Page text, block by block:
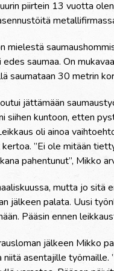
piirtein 13 vuotta
mielestä
saumaa. On
saumataan 30 metrin
jättämään
siihen kuntoon, etten
oli ainoa
”Ei ole mitään
pahentunut”, Mikko
mutta jo sitä
jälkeen palata. Uusi
Pääsin ennen
jälkeen Mikko
asentajille työmaille.